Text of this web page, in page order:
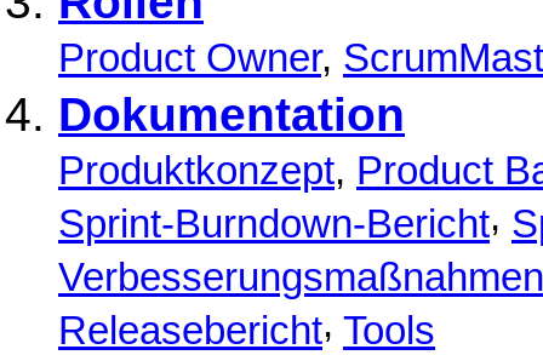
Product Owner,
Dokumentation
Produktkonzept, Product
Sprint-Burndown-Bericht,
Verbesserungsmaßnahmen
Releasebericht, Tools